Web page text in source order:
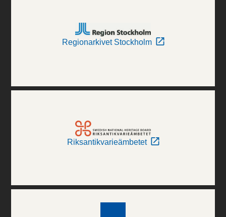
Regionarkivet Stockholm
Riksantikvarieämbetet